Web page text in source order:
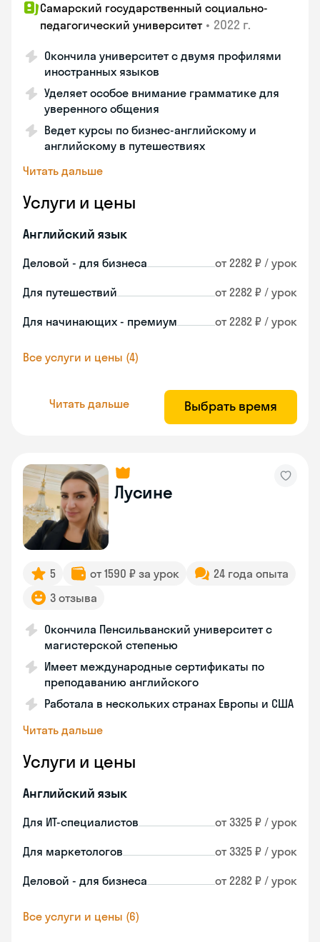
Самарский государственный социально-
педагогический университет • 2022 г.
Окончила университет с двумя профилями
иностранных языков
Уделяет особое внимание грамматике для
уверенного общения
Ведет курсы по бизнес-английскому и
английскому в путешествиях
Читать дальше
Услуги и цены
Английский язык
Деловой - для бизнеса от 2282 ₽ / урок
Для путешествий от 2282 ₽ / урок
Для начинающих - премиум от 2282 ₽ / урок
Все услуги и цены (4)
Читать дальше Выбрать время
Лусине
5 от 1590 ₽ за урок
24 года опыта
3 отзыва
Окончила Пенсильванский университет с
магистерской степенью
Имеет международные сертификаты по
преподаванию английского
Работала в нескольких странах Европы и США
Читать дальше
Услуги и цены
Английский язык
Для ИТ-специалистов от 3325 ₽ / урок
Для маркетологов от 3325 ₽ / урок
Деловой - для бизнеса от 2282 ₽ / урок
Все услуги и цены (6)